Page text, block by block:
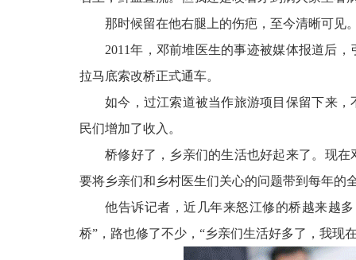
那时候留在他右腿上的伤疤，至今清晰可见
2011年，邓前堆医生的事迹被媒体报道后
拉马底索改桥正式通车。
如今，过江索道被当作旅游项目保留下来
民们增加了收入。
桥修好了，乡亲们的生活也好起来了。现
要将乡亲们和乡村医生们关心的问题带到每年的
他告诉记者，近几年来怒江修的桥越来越
桥”，路也修了不少，“乡亲们生活好多了，我现